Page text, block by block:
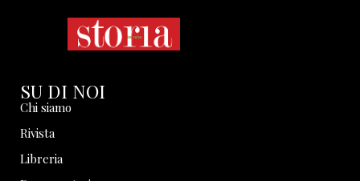
SU DI NOI
Chi siamo
Rivista
Libreria